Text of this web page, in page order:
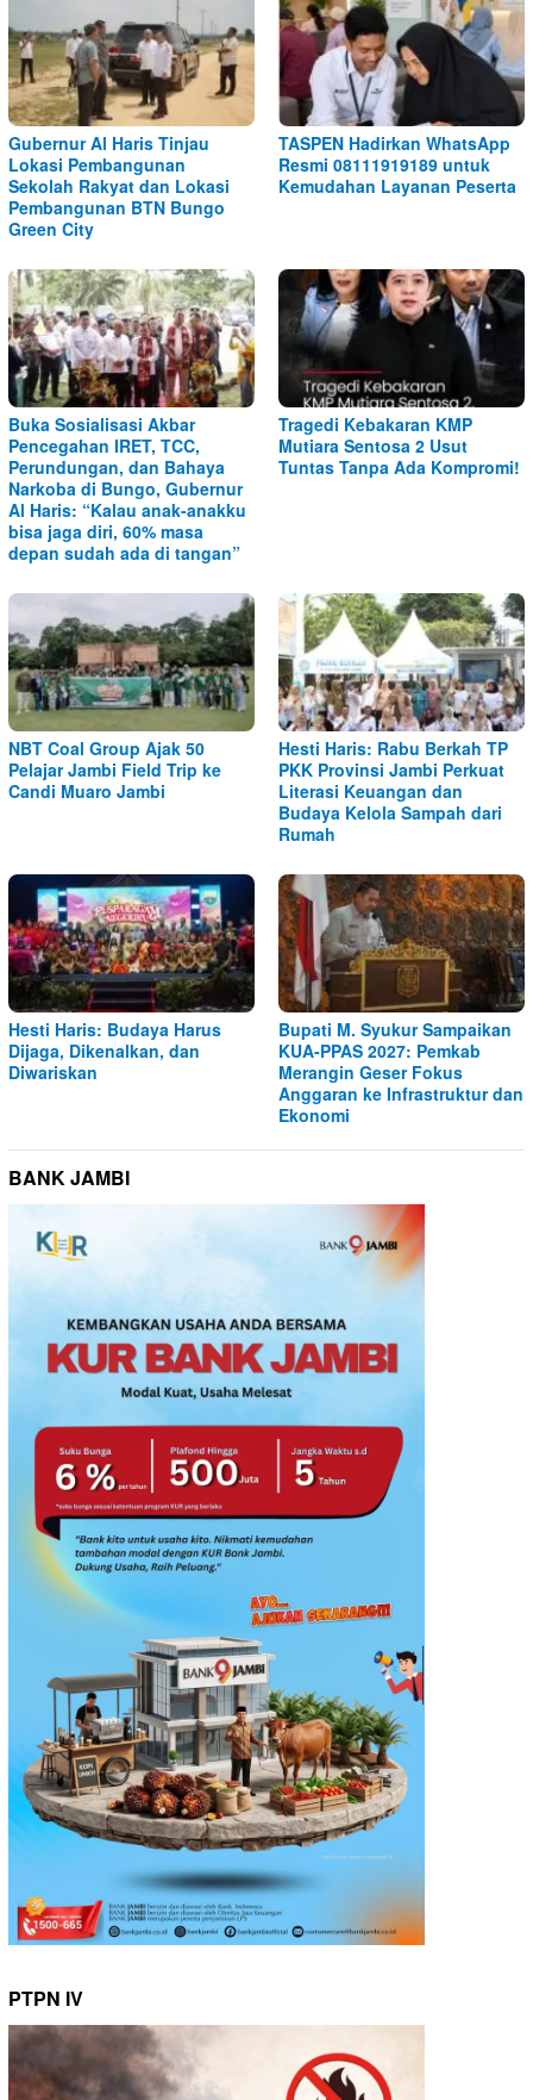
Gubernur Al Haris Tinjau
Lokasi Pembangunan
Sekolah Rakyat dan Lokasi
Pembangunan BTN Bungo
Green City
TASPEN Hadirkan WhatsApp
Resmi 08111919189 untuk
Kemudahan Layanan Peserta
Buka Sosialisasi Akbar
Pencegahan IRET, TCC,
Perundungan, dan Bahaya
Narkoba di Bungo, Gubernur
Al Haris: “Kalau anak-anakku
bisa jaga diri, 60% masa
depan sudah ada di tangan”
Tragedi Kebakaran KMP
Mutiara Sentosa 2 Usut
Tuntas Tanpa Ada Kompromi!
NBT Coal Group Ajak 50
Pelajar Jambi Field Trip ke
Candi Muaro Jambi
Hesti Haris: Rabu Berkah TP
PKK Provinsi Jambi Perkuat
Literasi Keuangan dan
Budaya Kelola Sampah dari
Rumah
Hesti Haris: Budaya Harus
Dijaga, Dikenalkan, dan
Diwariskan
Bupati M. Syukur Sampaikan
KUA-PPAS 2027: Pemkab
Merangin Geser Fokus
Anggaran ke Infrastruktur dan
Ekonomi
BANK JAMBI
PTPN IV